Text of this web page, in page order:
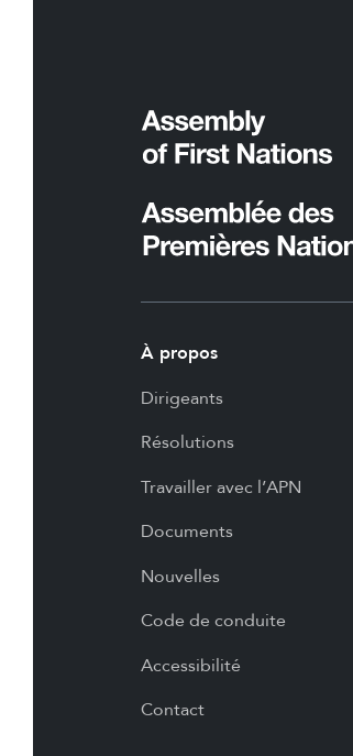
À propos
Dirigeants
Résolutions
Travailler avec l’APN
Documents
Nouvelles
Code de conduite
Accessibilité
Contact